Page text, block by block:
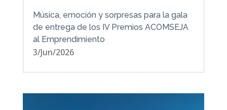
Música, emoción y sorpresas para la gala
de entrega de los IV Premios ACOMSEJA
al Emprendimiento
3/Jun/2026